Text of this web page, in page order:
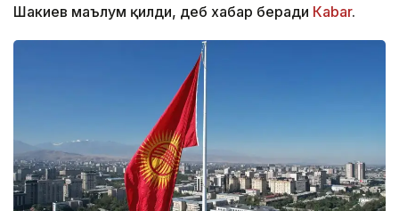
Шакиев маълум қилди, деб хабар беради Кabar.